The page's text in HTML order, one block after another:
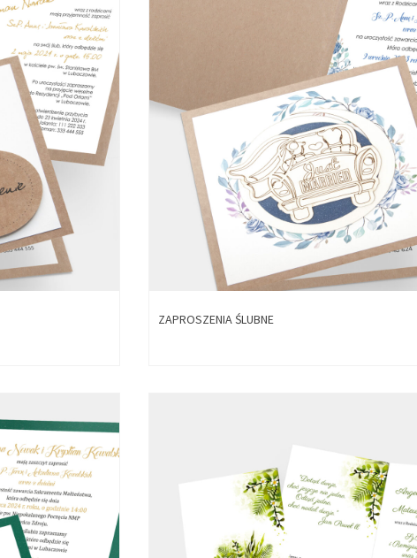
ZAPROSZENIA ŚLUBNE